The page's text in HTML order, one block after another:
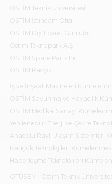
OSTİM Teknik Üniversitesi
OSTİM İstihdam Ofisi
OSTİM Dış Ticaret Günlüğü
Ostim Teknopark A.Ş.
OSTİM Spare Parts Inc.
OSTİM Radyo
İş ve İnşaat Makineleri
OSTİM Savunma ve Havacılık
OSTİM Medikal Sanayi
Yenilenebilir Enerji ve Çevre
Anadolu Raylı Ulaşım Sistemleri
Kauçuk Teknolojileri Kümelenmesi
Haberleşme Teknolojileri
OTÜSEM | Ostim Teknik